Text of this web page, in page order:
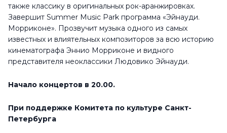
также классику в оригинальных рок-аранжировках.
Завершит Summer Music Park программа «Эйнауди.
Морриконе». Прозвучит музыка одного из самых
известных и влиятельных композиторов за всю историю
кинематографа Эннио Морриконе и видного
представителя неоклассики Людовико Эйнауди.
Начало концертов в 20.00.
При поддержке Комитета по культуре Санкт-
Петербурга